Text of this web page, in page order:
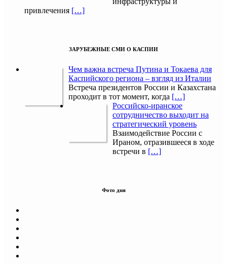
привлечения […]
ЗАРУБЕЖНЫЕ СМИ О КАСПИИ
Чем важна встреча Путина и Токаева для
Каспийского региона – взгляд из Италии
Встреча президентов России и Казахстана
проходит в тот момент, когда […]
Российско-иранское
сотрудничество выходит на
стратегический уровень
Взаимодействие России с
Ираном, отразившееся в ходе
встречи в […]
Фото дня